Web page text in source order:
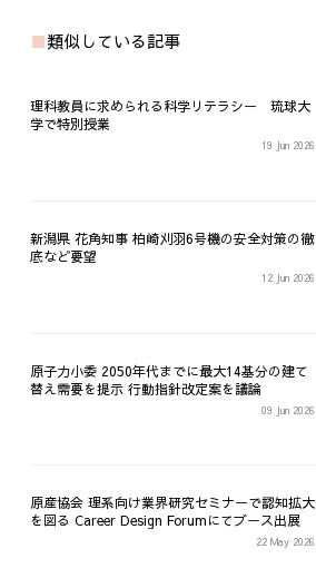
類似している記事
理科教員に求められる科学リテラシー 琉球大
学で特別授業
19 Jun 2026
新潟県 花角知事 柏崎刈羽6号機の安全対策の徹
底など要望
12 Jun 2026
原子力小委 2050年代までに最大14基分の建て
替え需要を提示 行動指針改定案を議論
09 Jun 2026
原産協会 理系向け業界研究セミナーで認知拡大
を図る Career Design Forumにてブース出展
22 May 2026